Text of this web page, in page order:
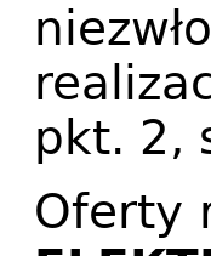
pkt. 2,
Oferty